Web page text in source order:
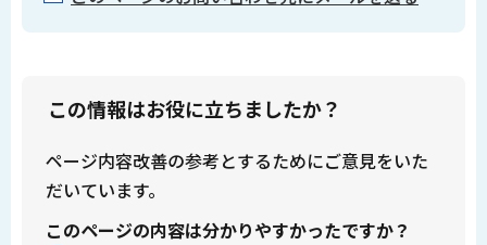
この情報はお役に立ちましたか？
ページ内容改善の参考とするためにご意見をいた
だいています。
このページの内容は分かりやすかったですか？